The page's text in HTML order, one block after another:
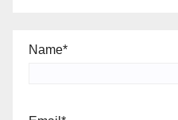
Name*